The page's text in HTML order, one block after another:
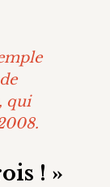
qui
! »